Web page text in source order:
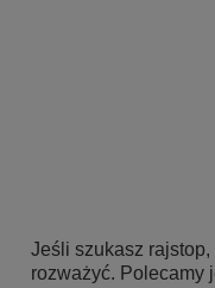
Jeśli szukasz
rozważyć. Polecamy